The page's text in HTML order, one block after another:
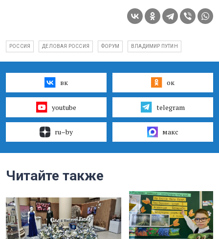
РОССИЯ ДЕЛОВАЯ РОССИЯ ФОРУМ ВЛАДИМИР ПУТИН
вк ок
youtube telegram
ru–by макс
Читайте также